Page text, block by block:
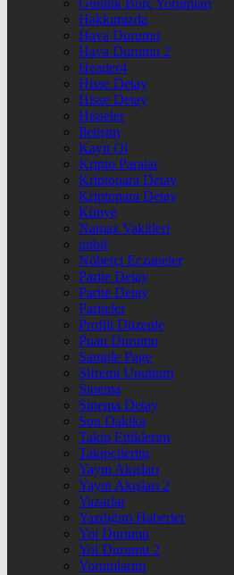
Günlük Burç Yorumları
Hakkımızda
Hava Durumu
Hava Durumu 2
Header4
Hisse Detay
Hisse Detay
Hisseler
İletişim
Kayıt Ol
Kripto Paralar
Kriptopara Detay
Kriptopara Detay
Künye
Namaz Vakitleri
nnbil
Nöbetçi Eczaneler
Parite Detay
Parite Detay
Pariteler
Profili Düzenle
Puan Durumu
Sample Page
Şifremi Unuttum
Sinema
Sinema Detay
Son Dakika
Takip Ettiklerim
Takipçilerim
Yayın Akışları
Yayın Akışları 2
Yazarlar
Yazdığım Haberler
Yol Durumu
Yol Durumu 2
Yorumlarım